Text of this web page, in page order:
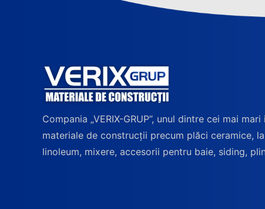
Compania „VERIX-GRUP”, unul dintre cei mai
materiale de construcții precum plăci ceramice,
linoleum, mixere, accesorii pentru baie, siding,